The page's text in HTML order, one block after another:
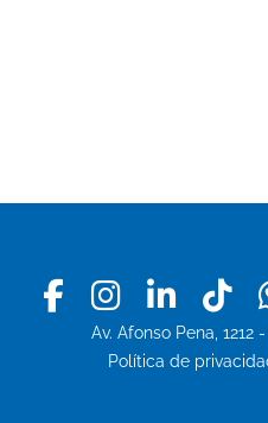
Facebook
Av. Afonso Pena, 1212
Política de